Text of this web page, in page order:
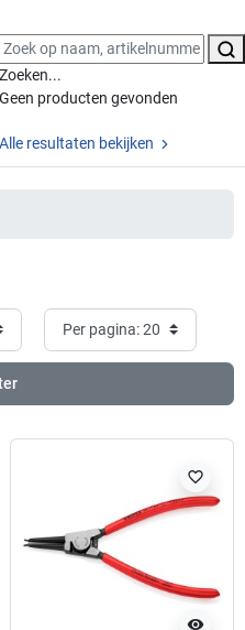
Zoeken...
Geen producten gevonden
Alle resultaten bekijken
visibility
favorite_border